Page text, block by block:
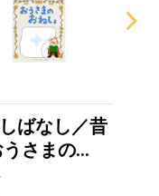
ばなし／昔
さまの...